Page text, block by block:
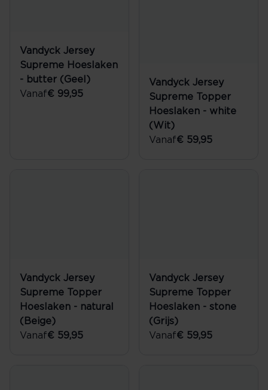
Vandyck Jersey
Supreme Hoeslaken
- butter (Geel)
Vanaf€ 99,95
Vandyck Jersey
Supreme Topper
Hoeslaken - white
(Wit)
Vanaf€ 59,95
Vandyck Jersey
Supreme Topper
Hoeslaken - natural
(Beige)
Vanaf€ 59,95
Vandyck Jersey
Supreme Topper
Hoeslaken - stone
(Grijs)
Vanaf€ 59,95